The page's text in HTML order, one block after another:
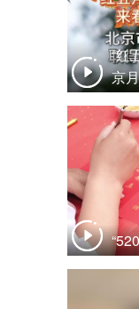
“红
京